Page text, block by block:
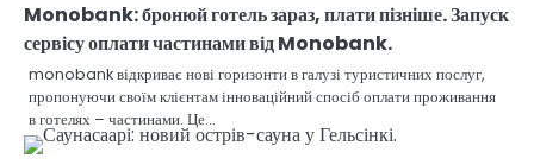
Monobank: бронюй готель зараз, плати пізніше. Запуск
сервісу оплати частинами від Monobank.
monobank відкриває нові горизонти в галузі туристичних послуг,
пропонуючи своїм клієнтам інноваційний спосіб оплати проживання
в готелях – частинами. Це…